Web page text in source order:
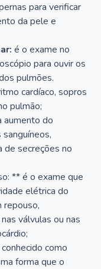
para verificar
da pele e
é o exame no
para ouvir os
pulmões.
cardíaco, sopros
pulmão;
aumento do
de secreções no
** é o exame que
elétrica do
repouso,
válvulas ou nas
como
forma que o